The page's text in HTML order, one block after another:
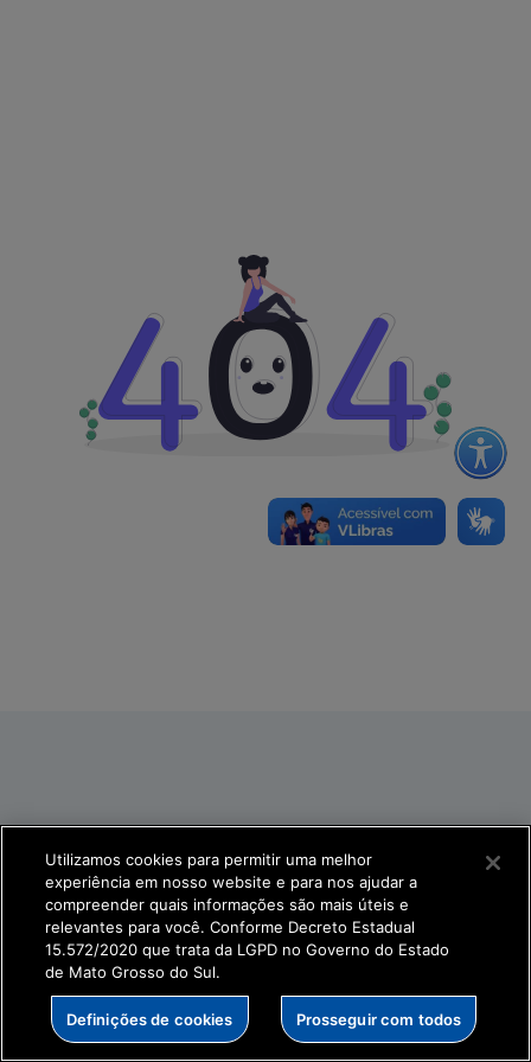
Utilizamos cookies para permitir uma melhor
experiência em nosso website e para nos ajudar a
compreender quais informações são mais úteis e
relevantes para você. Conforme Decreto Estadual
15.572/2020 que trata da LGPD no Governo do Estado
de Mato Grosso do Sul.
Definições de cookies Prosseguir com todos